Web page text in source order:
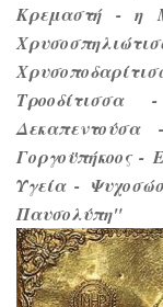
Κρεμαστή - η
Γοργοϋπήκοος
Υγεία -
Παυσολύπη"